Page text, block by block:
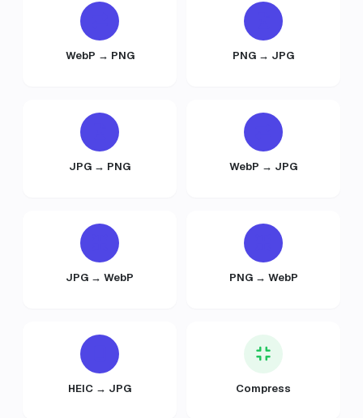
WebP → PNG PNG → JPG
JPG → PNG WebP → JPG
JPG → WebP PNG → WebP
HEIC → JPG Compress